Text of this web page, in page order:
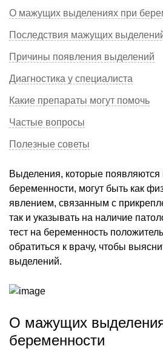
О мажущих выделениях при
Последствия мажущих
Причины появления выделений
Диагностика у специалиста
Какие препараты могут помочь
Частые вопросы
Полезные советы
Выделения, которые появляются
беременности, могут быть как
явлением, связанным с
так и указывать на наличие
тест на беременность
обратиться к врачу, чтобы
выделений.
О мажущих
беременности